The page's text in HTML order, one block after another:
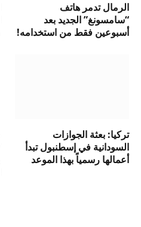
الرمال تدمر هاتف
“سامسونغ” الجديد بعد
أسبوعين فقط من استخدامه!
تركيا: بعثة الجوازات
السودانية في إسطنبول تبدأ
أعمالها رسمياً بهذا الموعد